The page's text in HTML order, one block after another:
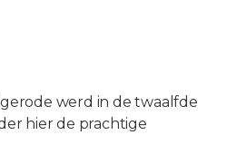
werd in de twaalfde
hier de prachtige